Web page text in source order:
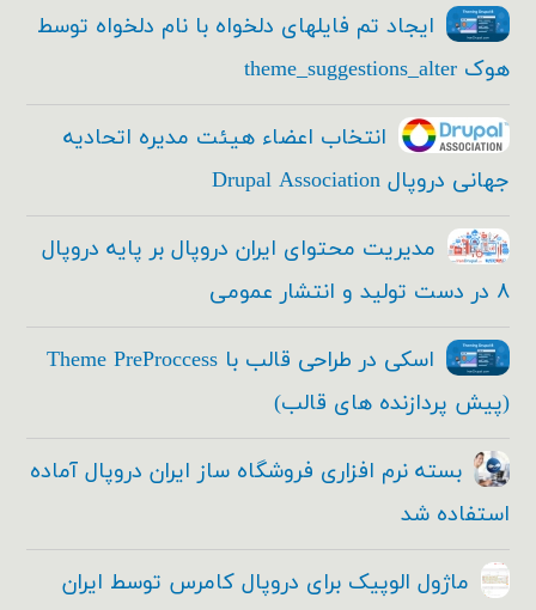
ایجاد تم فایلهای دلخواه با نام دلخواه توسط
هوک theme_suggestions_alter
انتخاب اعضاء هیئت مدیره اتحادیه
جهانی دروپال Drupal Association
مدیریت محتوای ایران دروپال بر پایه دروپال
۸ در دست تولید و انتشار عمومی
اسکی در طراحی قالب با Theme PreProccess
(پیش پردازنده های قالب)
بسته نرم افزاری فروشگاه ساز ایران دروپال آماده
استفاده شد
ماژول الوپیک برای دروپال کامرس توسط ایران